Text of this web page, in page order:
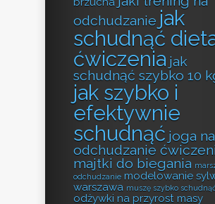
odchudzanie jak
schudnąć
ćwiczenia jak
schudnąć szybko 10
jak szybko i
efektywnie
schudnąć joga na
odchudzanie
majtki do biegania
odchudzanie modelowanie
warszawa muszę szybko
odżywki na przyrost masy